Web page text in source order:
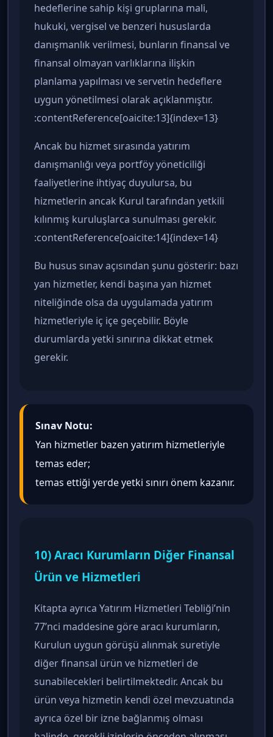
hedeflerine sahip kişi gruplarına mali,
hukuki, vergisel ve benzeri hususlarda
danışmanlık verilmesi, bunların finansal ve
finansal olmayan varlıklarına ilişkin
planlama yapılması ve servetin hedeflere
uygun yönetilmesi olarak açıklanmıştır.
:contentReference[oaicite:13]{index=13}
Ancak bu hizmet sırasında yatırım
danışmanlığı veya portföy yöneticiliği
faaliyetlerine ihtiyaç duyulursa, bu
hizmetlerin ancak Kurul tarafından yetkili
kılınmış kuruluşlarca sunulması gerekir.
:contentReference[oaicite:14]{index=14}
Bu husus sınav açısından şunu gösterir: bazı
yan hizmetler, kendi başına yan hizmet
niteliğinde olsa da uygulamada yatırım
hizmetleriyle iç içe geçebilir. Böyle
durumlarda yetki sınırına dikkat etmek
gerekir.
Sınav Notu:
Yan hizmetler bazen yatırım hizmetleriyle
temas eder;
temas ettiği yerde yetki sınırı önem kazanır.
10) Aracı Kurumların Diğer Finansal
Ürün ve Hizmetleri
Kitapta ayrıca Yatırım Hizmetleri Tebliği’nin
77’nci maddesine göre aracı kurumların,
Kurulun uygun görüşü alınmak suretiyle
diğer finansal ürün ve hizmetleri de
sunabilecekleri belirtilmektedir. Ancak bu
ürün veya hizmetin kendi özel mevzuatında
ayrıca özel bir izne bağlanmış olması